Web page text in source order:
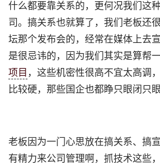
什么都要靠关系的，更何况我们这
司。搞关系也就算了，我们老板还
坛那个发布会的，经常在媒体上去
是很忌讳的，因为我们其实是算帮
项目 ，这些机密性很高不宜太高调
比较硬，那些国企也都睁只眼闭只眼
老板因为一门心思放在搞关系、搞
有精力来公司管理啊，抓技术这些